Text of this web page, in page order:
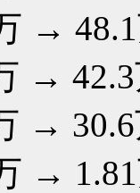
→ 48.1
42.3
万
→ 1.81